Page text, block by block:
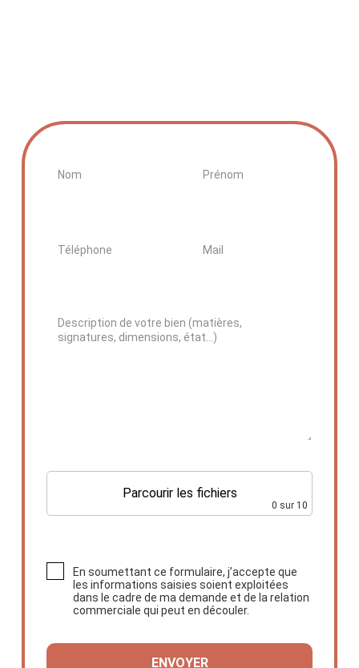
Parcourir les fichiers
0 sur 10
En soumettant ce formulaire, j’accepte que
les informations saisies soient exploitées
dans le cadre de ma demande et de la relation
commerciale qui peut en découler.